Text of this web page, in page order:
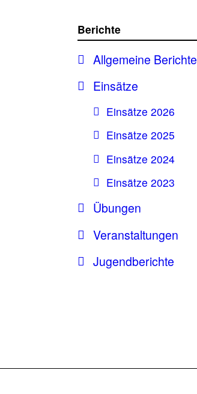
Berichte
Allgemeine Berichte
Einsätze
Einsätze 2026
Einsätze 2025
Einsätze 2024
Einsätze 2023
Übungen
Veranstaltungen
Jugendberichte